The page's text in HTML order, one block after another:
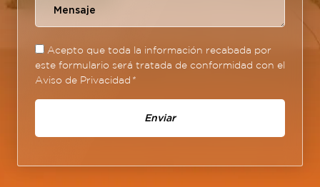
Acepto que toda la información recabada por
este formulario será tratada de conformidad con el
Aviso de Privacidad *
Enviar